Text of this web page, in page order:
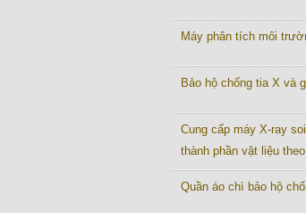
Máy phân tích môi
Bảo hộ chống tia X và
Cung cấp máy X-ray
thành phần vật liệu
Quần áo chì bảo hộ